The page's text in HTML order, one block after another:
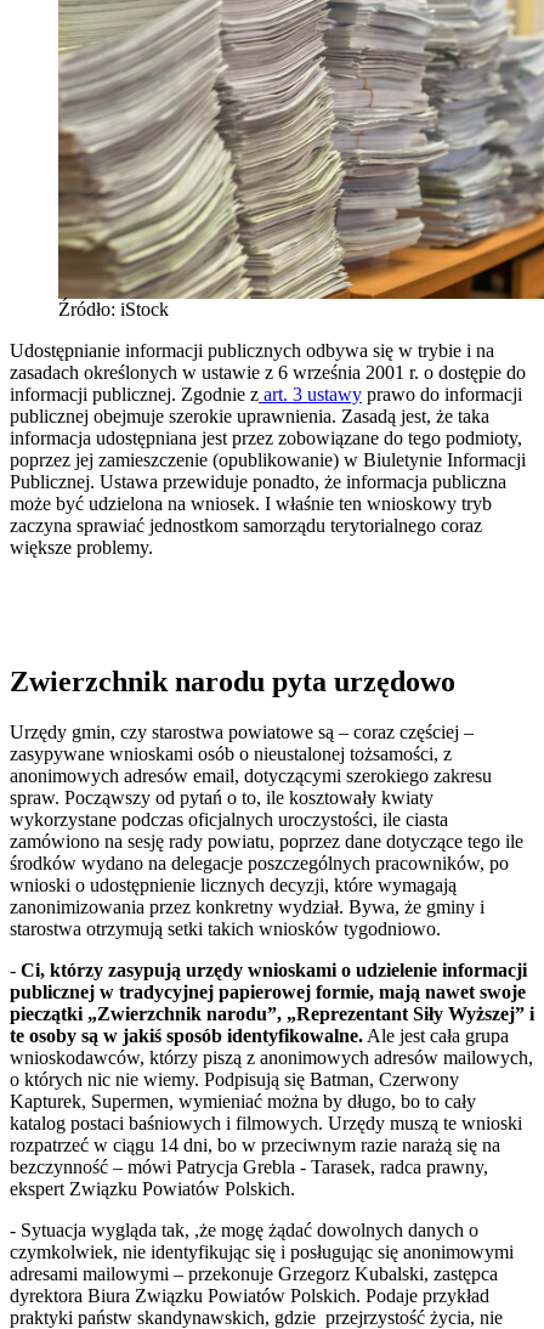
Źródło: iStock
Udostępnianie informacji publicznych odbywa się w trybie i na
zasadach określonych w ustawie z 6 września 2001 r. o dostępie do
informacji publicznej. Zgodnie z art. 3 ustawy prawo do informacji
publicznej obejmuje szerokie uprawnienia. Zasadą jest, że taka
informacja udostępniana jest przez zobowiązane do tego podmioty,
poprzez jej zamieszczenie (opublikowanie) w Biuletynie Informacji
Publicznej. Ustawa przewiduje ponadto, że informacja publiczna
może być udzielona na wniosek. I właśnie ten wnioskowy tryb
zaczyna sprawiać jednostkom samorządu terytorialnego coraz
większe problemy.
Zwierzchnik narodu pyta urzędowo
Urzędy gmin, czy starostwa powiatowe są – coraz częściej –
zasypywane wnioskami osób o nieustalonej tożsamości, z
anonimowych adresów email, dotyczącymi szerokiego zakresu
spraw. Począwszy od pytań o to, ile kosztowały kwiaty
wykorzystane podczas oficjalnych uroczystości, ile ciasta
zamówiono na sesję rady powiatu, poprzez dane dotyczące tego ile
środków wydano na delegacje poszczególnych pracowników, po
wnioski o udostępnienie licznych decyzji, które wymagają
zanonimizowania przez konkretny wydział. Bywa, że gminy i
starostwa otrzymują setki takich wniosków tygodniowo.
- Ci, którzy zasypują urzędy wnioskami o udzielenie informacji
publicznej w tradycyjnej papierowej formie, mają nawet swoje
pieczątki „Zwierzchnik narodu”, „Reprezentant Siły Wyższej” i
te osoby są w jakiś sposób identyfikowalne.Ale jest cała grupa
wnioskodawców, którzy piszą z anonimowych adresów mailowych,
o których nic nie wiemy. Podpisują się Batman, Czerwony
Kapturek, Supermen, wymieniać można by długo, bo to cały
katalog postaci baśniowych i filmowych. Urzędy muszą te wnioski
rozpatrzeć w ciągu 14 dni, bo w przeciwnym razie narażą się na
bezczynność – mówi Patrycja Grebla - Tarasek, radca prawny,
ekspert Związku Powiatów Polskich.
- Sytuacja wygląda tak, ,że mogę żądać dowolnych danych o
czymkolwiek, nie identyfikując się i posługując się anonimowymi
adresami mailowymi – przekonuje Grzegorz Kubalski, zastępca
dyrektora Biura Związku Powiatów Polskich. Podaje przykład
praktyki państw skandynawskich, gdzie przejrzystość życia, nie